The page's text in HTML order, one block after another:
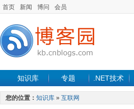
首页 新闻 博问 会员
知识库 专题 .NET技术
您的位置： 知识库 » 互联网